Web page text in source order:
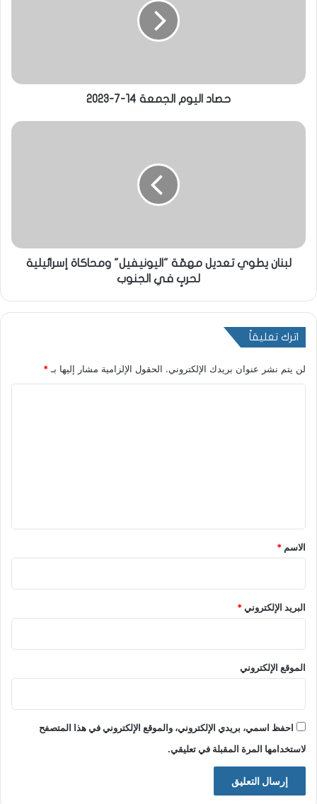
حصاد اليوم الجمعة 14-7-2023
لبنان يطوي تعديل مهمّة "اليونيفيل" ومحاكاة إسرائيلية
لحربٍ في الجنوب
اترك تعليقاً
لن يتم نشر عنوان بريدك الإلكتروني. الحقول الإلزامية مشار إليها بـ*
*
الاسم *
البريد الإلكتروني*
الموقع الإلكتروني
احفظ اسمي، بريدي الإلكتروني، والموقع الإلكتروني في هذا المتصفح
لاستخدامها المرة المقبلة في تعليقي.